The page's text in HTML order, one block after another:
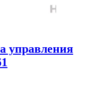
управления